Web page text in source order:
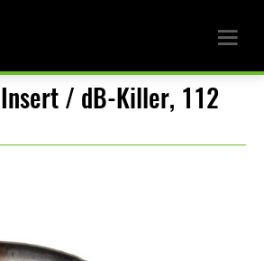
/ dB-Killer, 112